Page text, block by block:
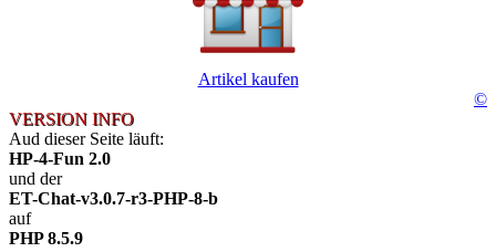
Artikel kaufen
©
VERSION INFO
Aud dieser Seite läuft:
HP-4-Fun 2.0
und der
ET-Chat-v3.0.7-r3-PHP-8-b
auf
PHP 8.5.9